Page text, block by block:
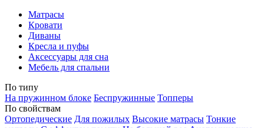
Матрасы
Кровати
Диваны
Кресла и пуфы
Аксессуары для сна
Мебель для спальни
По типу
На пружинном блоке Беспружинные Топперы
По свойствам
Ортопедические Для пожилых Высокие матрасы Тонкие